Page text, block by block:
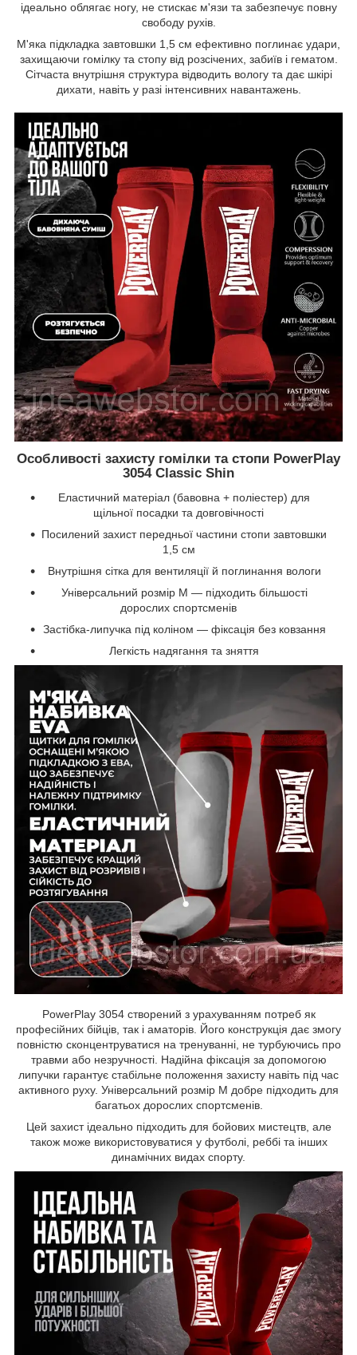
ідеально облягає ногу, не стискає м'язи та забезпечує повну
свободу рухів.
М'яка підкладка завтовшки 1,5 см ефективно поглинає удари,
захищаючи гомілку та стопу від розсічених, забиїв і гематом.
Сітчаста внутрішня структура відводить вологу та дає шкірі
дихати, навіть у разі інтенсивних навантажень.
Особливості захисту гомілки та стопи PowerPlay
3054 Classic Shin
Еластичний матеріал (бавовна + поліестер) для
щільної посадки та довговічності
Посилений захист передньої частини стопи завтовшки
1,5 см
Внутрішня сітка для вентиляції й поглинання вологи
Універсальний розмір M — підходить більшості
дорослих спортсменів
Застібка-липучка під коліном — фіксація без ковзання
Легкість надягання та зняття
PowerPlay 3054 створений з урахуванням потреб як
професійних бійців, так і аматорів. Його конструкція дає змогу
повністю сконцентруватися на тренуванні, не турбуючись про
травми або незручності. Надійна фіксація за допомогою
липучки гарантує стабільне положення захисту навіть під час
активного руху. Універсальний розмір M добре підходить для
багатьох дорослих спортсменів.
Цей захист ідеально підходить для бойових мистецтв, але
також може використовуватися у футболі, реббі та інших
динамічних видах спорту.